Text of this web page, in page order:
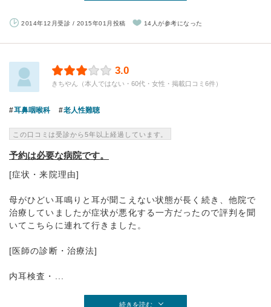
2014年12月受診 / 2015年01月投稿 14人が参考になった
3.0
きちやん（本人ではない・60代・女性・掲載口コミ6件）
耳鼻咽喉科 老人性難聴
この口コミは受診から5年以上経過しています。
予約は必要な病院です。
[症状・来院理由]
母がひどい耳鳴りと耳が聞こえない状態が長く続き、他院で
治療していましたが症状が悪化する一方だったので評判を聞
いてこちらに連れて行きました。
[医師の診断・治療法]
内耳検査・...
続きを読む